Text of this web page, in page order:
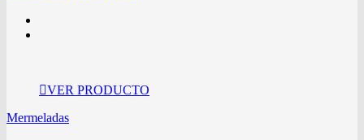
VER PRODUCTO
Mermeladas